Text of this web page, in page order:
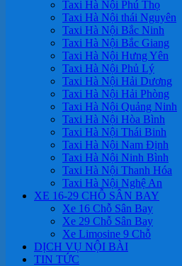
Taxi Hà Nội Phú Thọ
Taxi Hà Nội thái Nguyên
Taxi Hà Nội Bắc Ninh
Taxi Hà Nội Bắc Giang
Taxi Hà Nội Hưng Yên
Taxi Hà Nội Phủ Lý
Taxi Hà Nội Hải Dương
Taxi Hà Nội Hải Phòng
Taxi Hà Nội Quảng Ninh
Taxi Hà Nội Hòa Bình
Taxi Hà Nội Thái Binh
Taxi Hà Nội Nam Định
Taxi Hà Nội Ninh Bình
Taxi Hà Nội Thanh Hóa
Taxi Hà Nội Nghệ An
XE 16-29 CHỖ SÂN BAY
Xe 16 Chỗ Sân Bay
Xe 29 Chỗ Sân Bay
Xe Limosine 9 Chỗ
DỊCH VỤ NỘI BÀI
TIN TỨC